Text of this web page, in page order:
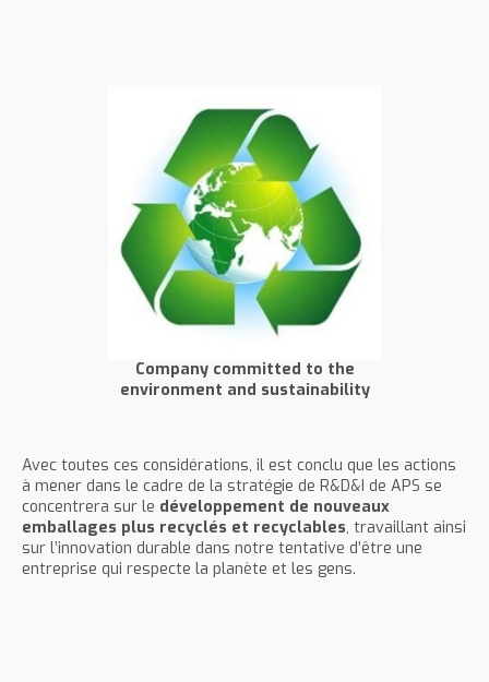
Company committed to the
environment and sustainability
Avec toutes ces considérations, il est conclu que les actions
à mener dans le cadre de la stratégie de R&D&I de APS se
concentrera sur le développement de nouveaux
emballages plus recyclés et recyclables, travaillant ainsi
sur l’innovation durable dans notre tentative d’être une
entreprise qui respecte la planète et les gens.